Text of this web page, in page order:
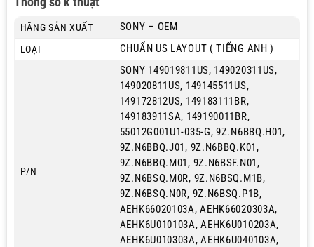
HÃNG SẢN XUẤT SONY – OEM
LOẠI CHUẨN US LAYOUT ( TIẾNG ANH )
P/N
SONY 149019811US, 149020311US,
149020811US, 149145511US,
149172812US, 149183111BR,
149183911SA, 149190011BR,
55012G001U1-035-G, 9Z.N6BBQ.H01,
9Z.N6BBQ.J01, 9Z.N6BBQ.K01,
9Z.N6BBQ.M01, 9Z.N6BSF.N01,
9Z.N6BSQ.M0R, 9Z.N6BSQ.M1B,
9Z.N6BSQ.N0R, 9Z.N6BSQ.P1B,
AEHK66020103A, AEHK66020303A,
AEHK6U010103A, AEHK6U010203A,
AEHK6U010303A, AEHK6U040103A,